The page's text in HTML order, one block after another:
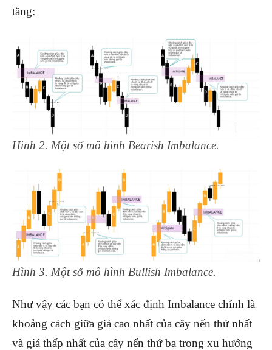
tăng:
Hình 2. Một số mô hình Bearish Imbalance.
Hình 3. Một số mô hình Bullish Imbalance.
Như vậy các bạn có thể xác định Imbalance chính là
khoảng cách giữa giá cao nhất của cây nến thứ nhất
và giá thấp nhất của cây nến thứ ba trong xu hướng